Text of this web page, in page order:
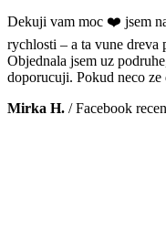
Dekuji vam moc ❤️ jsem
rychlosti – a ta vune
Objednala jsem uz
doporucuji. Pokud neco ze
Mirka H. /Facebook